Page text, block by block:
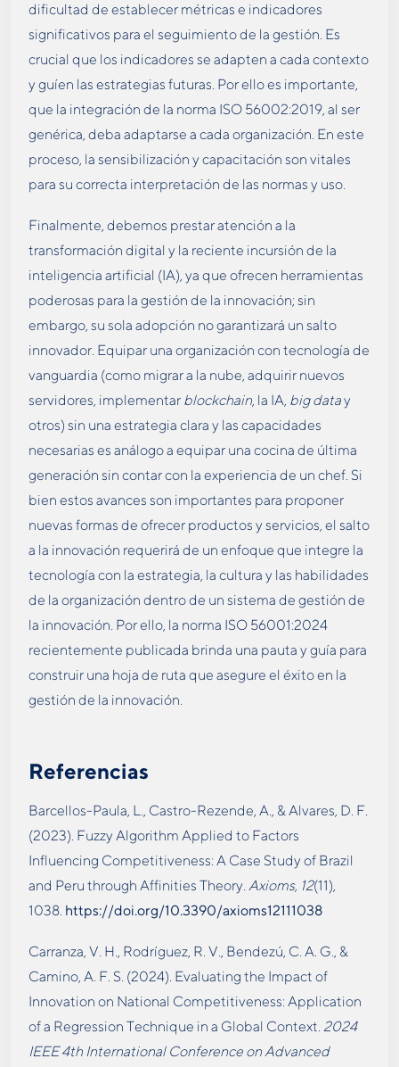
dificultad de establecer métricas e indicadores
significativos para el seguimiento de la gestión. Es
crucial que los indicadores se adapten a cada contexto
y guíen las estrategias futuras. Por ello es importante,
que la integración de la norma ISO 56002:2019, al ser
genérica, deba adaptarse a cada organización. En este
proceso, la sensibilización y capacitación son vitales
para su correcta interpretación de las normas y uso.
Finalmente, debemos prestar atención a la
transformación digital y la reciente incursión de la
inteligencia artificial (IA), ya que ofrecen herramientas
poderosas para la gestión de la innovación; sin
embargo, su sola adopción no garantizará un salto
innovador. Equipar una organización con tecnología de
vanguardia (como migrar a la nube, adquirir nuevos
servidores, implementar blockchain, la IA, big datay
otros) sin una estrategia clara y las capacidades
necesarias es análogo a equipar una cocina de última
generación sin contar con la experiencia de un chef. Si
bien estos avances son importantes para proponer
nuevas formas de ofrecer productos y servicios, el salto
a la innovación requerirá de un enfoque que integre la
tecnología con la estrategia, la cultura y las habilidades
de la organización dentro de un sistema de gestión de
la innovación. Por ello, la norma ISO 56001:2024
recientemente publicada brinda una pauta y guía para
construir una hoja de ruta que asegure el éxito en la
gestión de la innovación.
Referencias
Barcellos-Paula, L., Castro-Rezende, A., & Alvares, D. F.
(2023). Fuzzy Algorithm Applied to Factors
Influencing Competitiveness: A Case Study of Brazil
and Peru through Affinities Theory. Axioms, 12(11),
1038. https://doi.org/10.3390/axioms12111038
Carranza, V. H., Rodríguez, R. V., Bendezú, C. A. G., &
Camino, A. F. S. (2024). Evaluating the Impact of
Innovation on National Competitiveness: Application
of a Regression Technique in a Global Context. 2024
IEEE 4th International Conference on Advanced